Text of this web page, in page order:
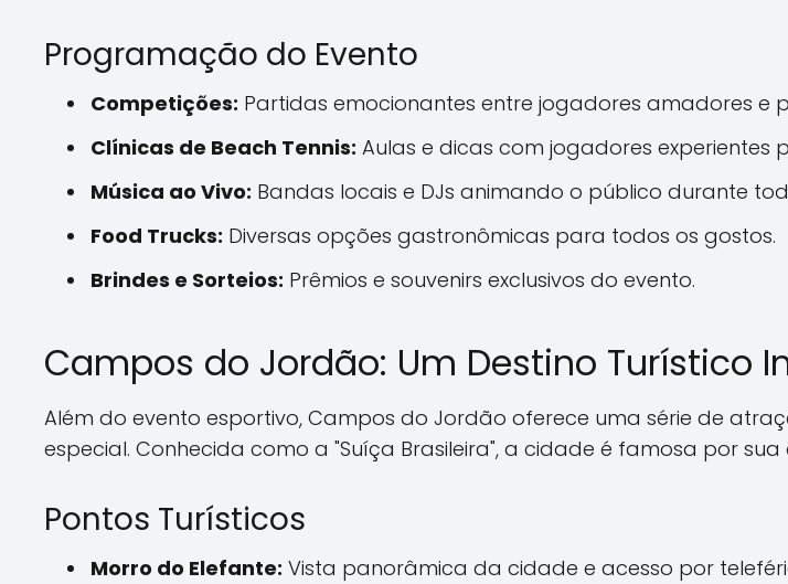
Programação do Evento
Competições: Partidas emocionantes entre jogadores amadores e
Clínicas de Beach Tennis: Aulas e dicas com jogadores experientes
Música ao Vivo: Bandas locais e DJs animando o público durante
Food Trucks: Diversas opções gastronômicas para todos os gostos.
Brindes e Sorteios: Prêmios e souvenirs exclusivos do evento.
Campos do Jordão: Um Destino Turístico
Além do evento esportivo, Campos do Jordão oferece uma série de
especial. Conhecida como a "Suíça Brasileira", a cidade é famosa por
Pontos Turísticos
Morro do Elefante: Vista panorâmica da cidade e acesso por